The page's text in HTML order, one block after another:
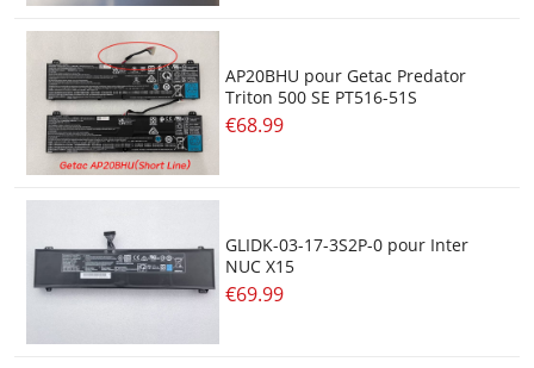
AP20BHU pour Getac Predator
Triton 500 SE PT516-51S
€68.99
GLIDK-03-17-3S2P-0 pour Inter
NUC X15
€69.99